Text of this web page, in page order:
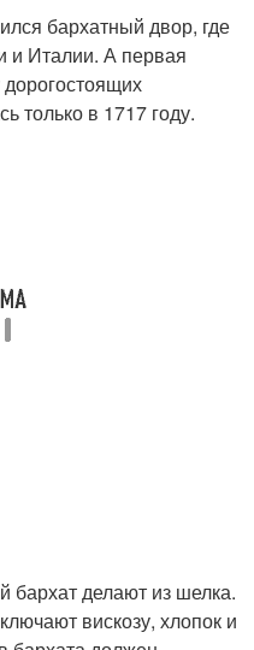
бархатный двор, где
и Италии. А первая
только в 1717 году.
делают из шелка.
вискозу, хлопок и